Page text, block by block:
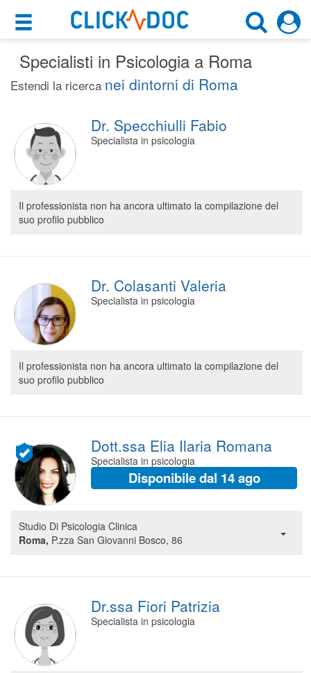
×
Motore di ricerca
×
Cerca uno specialista
Roma (RM)
Cosa possiamo offrirti
Prenota una visita
Ricerca specialisti
Consulti online
(su medicitalia.it)
Prenotazioni online
Planner e rubrica in cloud
Segreteria virtuale
Teleconsulto
Specialisti in Psicologia a Roma
Estendi la ricerca nei dintorni di Roma
Dr. Specchiulli Fabio
Specialista in psicologia
Il professionista non ha ancora ultimato la compilazione del
suo profilo pubblico
Dr. Colasanti Valeria
Specialista in psicologia
Il professionista non ha ancora ultimato la compilazione del
suo profilo pubblico
Dott.ssa Elia Ilaria Romana
Specialista in psicologia
Disponibile dal 14 ago
Studio Di Psicologia Clinica
Roma, P.zza San Giovanni Bosco, 86
Dr.ssa Fiori Patrizia
Specialista in psicologia